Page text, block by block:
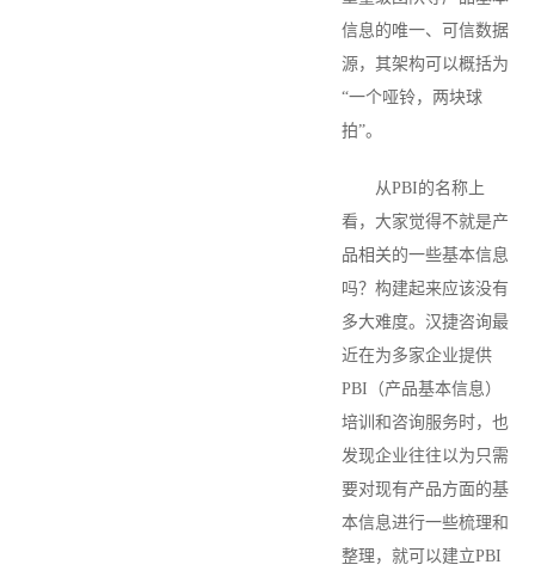
信息的唯一、可信数据
源，其架构可以概括为
“一个哑铃，两块球
拍”。
从PBI的名称上
看，大家觉得不就是产
品相关的一些基本信息
吗？构建起来应该没有
多大难度。汉捷咨询最
近在为多家企业提供
PBI（产品基本信息）
培训和咨询服务时，也
发现企业往往以为只需
要对现有产品方面的基
本信息进行一些梳理和
整理，就可以建立PBI